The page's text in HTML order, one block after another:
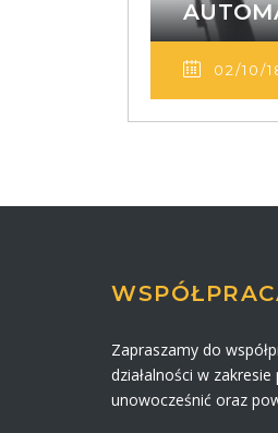
02/10/
Zapraszamy do
działalności w
unowocześnić oraz